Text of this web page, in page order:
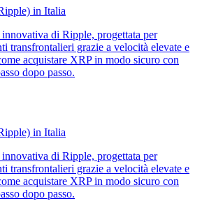
in Italia
di Ripple, progettata per
transfrontalieri grazie a velocità elevate e
acquistare XRP in modo sicuro con
dopo passo.
in Italia
di Ripple, progettata per
transfrontalieri grazie a velocità elevate e
acquistare XRP in modo sicuro con
dopo passo.